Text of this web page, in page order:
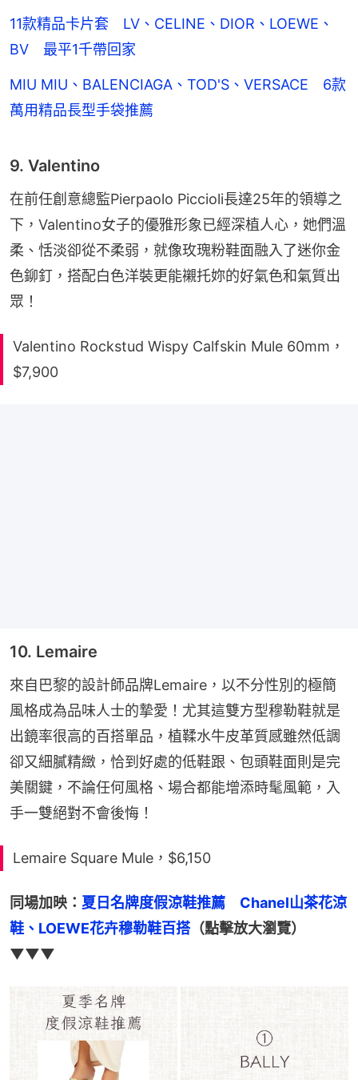
11款精品卡片套 LV、CELINE、DIOR、LOEWE、
BV 最平1千帶回家
MIU MIU、BALENCIAGA、TOD'S、VERSACE 6款
萬用精品長型手袋推薦
9. Valentino
在前任創意總監Pierpaolo Piccioli長達25年的領導之
下，Valentino女子的優雅形象已經深植人心，她們溫
柔、恬淡卻從不柔弱，就像玫瑰粉鞋面融入了迷你金
色鉚釘，搭配白色洋裝更能襯托妳的好氣色和氣質出
眾！
Valentino Rockstud Wispy Calfskin Mule 60mm，
$7,900
10. Lemaire
來自巴黎的設計師品牌Lemaire，以不分性別的極簡
風格成為品味人士的摯愛！尤其這雙方型穆勒鞋就是
出鏡率很高的百搭單品，植鞣水牛皮革質感雖然低調
卻又細膩精緻，恰到好處的低鞋跟、包頭鞋面則是完
美關鍵，不論任何風格、場合都能增添時髦風範，入
手一雙絕對不會後悔！
Lemaire Square Mule，$6,150
同場加映： 夏日名牌度假涼鞋推薦　Chanel山茶花涼
鞋、LOEWE花卉穆勒鞋百搭（點擊放大瀏覽）
▼▼▼